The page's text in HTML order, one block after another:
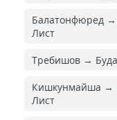
Балатонфюред
Лист
Требишов →
Кишкунмайша →
Лист